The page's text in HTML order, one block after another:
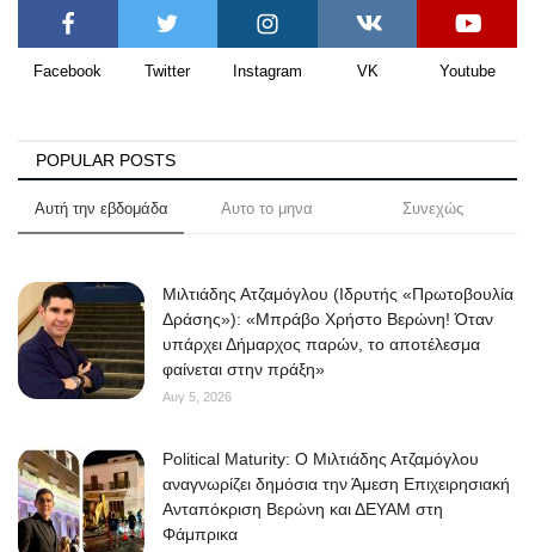
Facebook Twitter Instagram VK Youtube
POPULAR POSTS
Αυτή την εβδομάδα Αυτο το μηνα Συνεχώς
Μιλτιάδης Ατζαμόγλου (Ιδρυτής «Πρωτοβουλία
Δράσης»): «Μπράβο Χρήστο Βερώνη! Όταν
υπάρχει Δήμαρχος παρών, το αποτέλεσμα
φαίνεται στην πράξη»
Αυγ 5, 2026
Political Maturity: Ο Μιλτιάδης Ατζαμόγλου
αναγνωρίζει δημόσια την Άμεση Επιχειρησιακή
Ανταπόκριση Βερώνη και ΔΕΥΑΜ στη
Φάμπρικα